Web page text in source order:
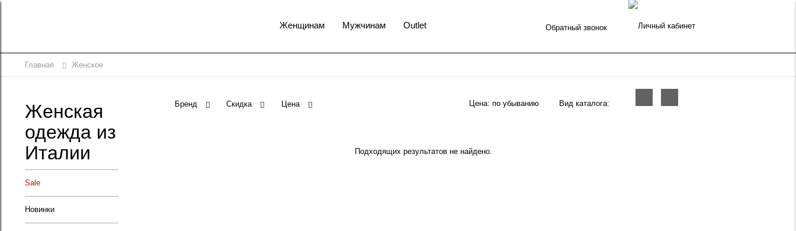
Обратный звонок
Женщинам Мужчинам Outlet
Главная Женское
Женская
одежда из
Италии
Sale
Новинки
Бренд Скидка Цена Цена: Вид каталога:
Подходящих результатов не найдено.